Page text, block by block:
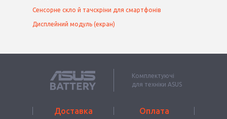
Сенсорне скло й тачскріни для смартфонів
Дисплейний модуль (екран)
Комплектуючі
для техніки ASUS
Доставка Оплата